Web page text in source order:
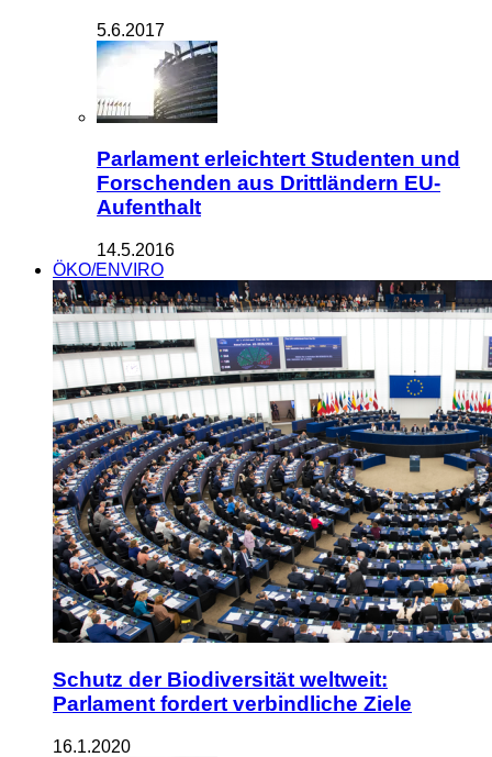
5.6.2017
Parlament erleichtert Studenten und
Forschenden aus Drittländern EU-
Aufenthalt
14.5.2016
ÖKO/ENVIRO
Schutz der Biodiversität weltweit:
Parlament fordert verbindliche Ziele
16.1.2020